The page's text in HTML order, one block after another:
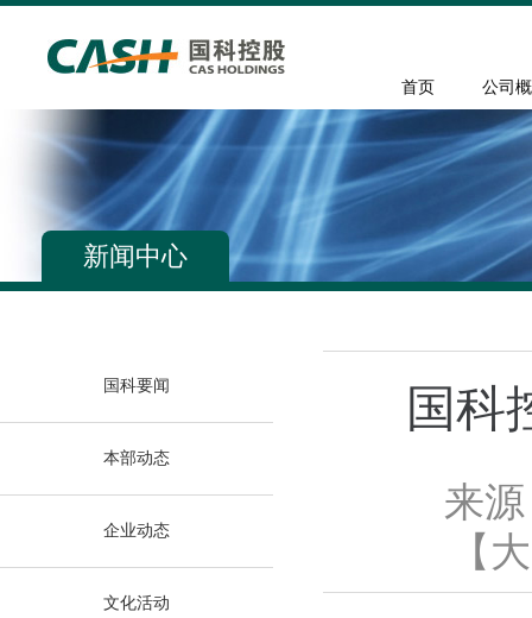
首页 公司
新闻中心
国科要闻
本部动态
企业动态
文化活动
国科
来
【 大